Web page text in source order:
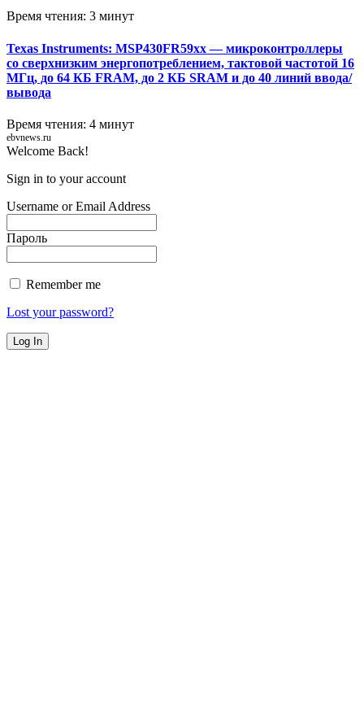
Время чтения: 3 минут
Texas Instruments: MSP430FR59xx — микроконтроллеры
со сверхнизким энергопотреблением, тактовой частотой 16
МГц, до 64 КБ FRAM, до 2 КБ SRAM и до 40 линий ввода/
вывода
Время чтения: 4 минут
ebvnews.ru
Welcome Back!
Sign in to your account
Username or Email Address
Пароль
Remember me
Lost your password?